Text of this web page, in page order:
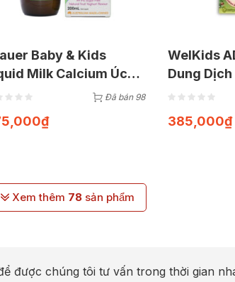
Baby & Kids
Milk Calcium Úc
200ml)
Đã bán 98
₫
WelKids
Dung
Đề Kháng
385,000₫
Xem thêm 78sản phẩm
được chúng tôi tư vấn trong thời gian